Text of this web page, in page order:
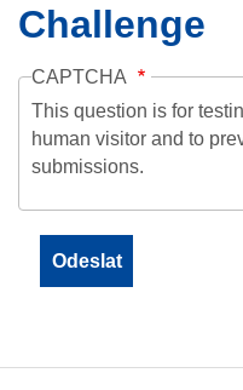
Challenge
CAPTCHA
This question is for
human visitor and to
submissions.